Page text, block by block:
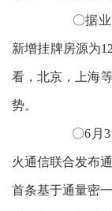
〇据
新增挂牌房源为
看，北京，上海
势。
〇6月
火通信联合发布
首条基于通量密